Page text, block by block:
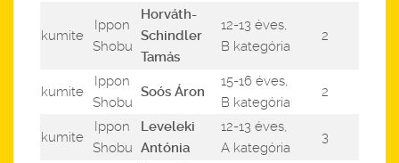
kumite
Ippon
Shobu
Horváth-
Schindler
Tamás
12-13 éves,
B kategória
2
kumite
Ippon
Shobu
Soós Áron
15-16 éves,
B kategória
2
kumite
Ippon
Shobu
Leveleki
Antónia
12-13 éves,
A kategória
3